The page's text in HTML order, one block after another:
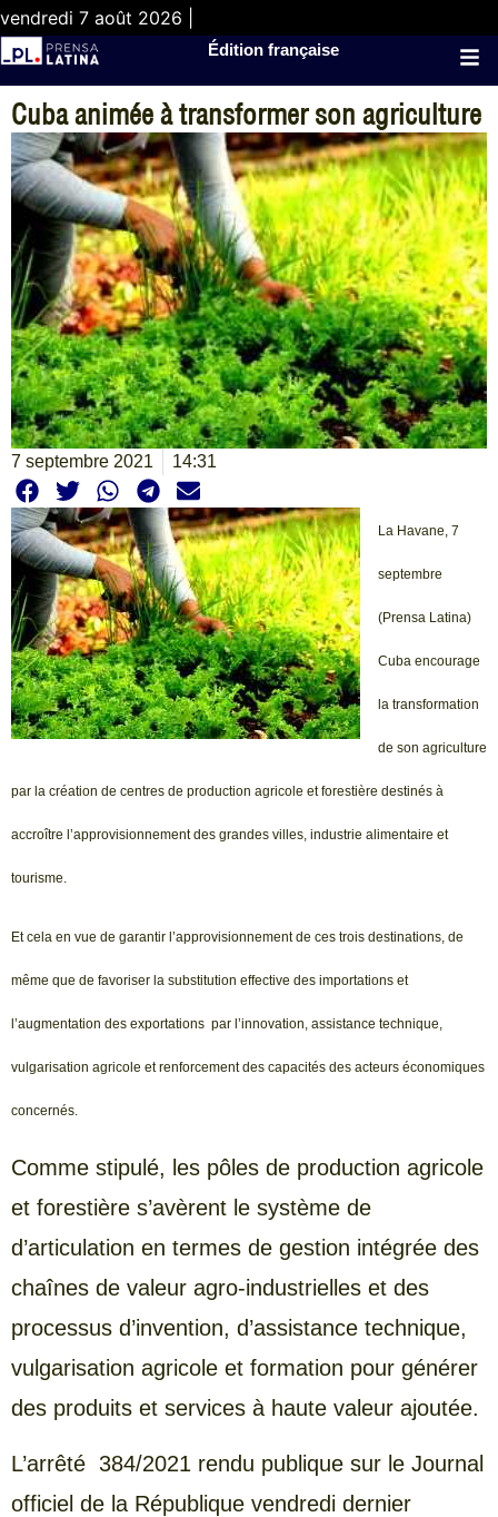
vendredi 7 août 2026 |
Édition française
Cuba animée à transformer son agriculture
7 septembre 2021 14:31
La Havane, 7
septembre
(Prensa Latina)
Cuba encourage
la transformation
de son agriculture
par la création de centres de production agricole et forestière destinés à
accroître l’approvisionnement des grandes villes, industrie alimentaire et
tourisme.
Et cela en vue de garantir l’approvisionnement de ces trois destinations, de
même que de favoriser la substitution effective des importations et
l’augmentation des exportations par l’innovation, assistance technique,
vulgarisation agricole et renforcement des capacités des acteurs économiques
concernés.
Comme stipulé, les pôles de production agricole
et forestière s’avèrent le système de
d’articulation en termes de gestion intégrée des
chaînes de valeur agro-industrielles et des
processus d’invention, d’assistance technique,
vulgarisation agricole et formation pour générer
des produits et services à haute valeur ajoutée.
L’arrêté 384/2021 rendu publique sur le Journal
officiel de la République vendredi dernier